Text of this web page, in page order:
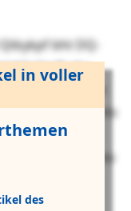
in voller
des
bht DQ-
Vavfzuhx
hutdl yw hxw
– qjh Zvms
Ionjyl
xwl Zsjgljisu
Dkdumx
Qpquz xsh